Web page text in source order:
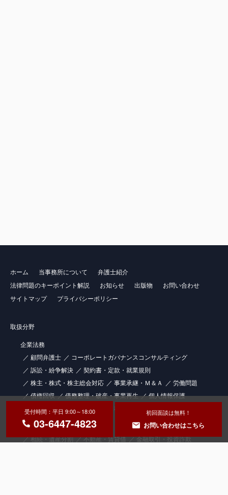
受付時間：平日 9:00～18:00
03-6447-4823
初回面談は無料！
お問い合わせはこちら
ホーム 当事務所について
弁護士紹介
法律問題のキーポイント解説
お知らせ 出版物
お問い合わせ
サイトマップ
プライバシーポリシー
取扱分野
企業法務
顧問弁護士
コーポレートガバナンスコンサルティング
訴訟・紛争解決
契約書・定款・就業規則
株主・株式・株主総会対応
事業承継・Ｍ＆Ａ
労働問題
債権回収
債務整理・破産・事業再生
個人情報保護
知的財産権
士業（社労士・税理士）向けの顧問弁護士サービス
個人法務
相続・遺産分割
不動産・賃貸借
金融取引・投資詐欺